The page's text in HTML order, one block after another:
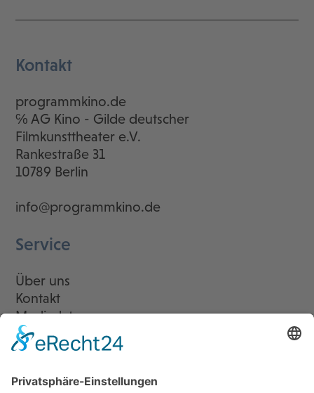
Kontakt
programmkino.de
℅ AG Kino - Gilde deutscher
Filmkunsttheater e.V.
Rankestraße 31
10789 Berlin
info@programmkino.de
Service
Über uns
Kontakt
Mediadaten
Newsletter
LogIn
Legal